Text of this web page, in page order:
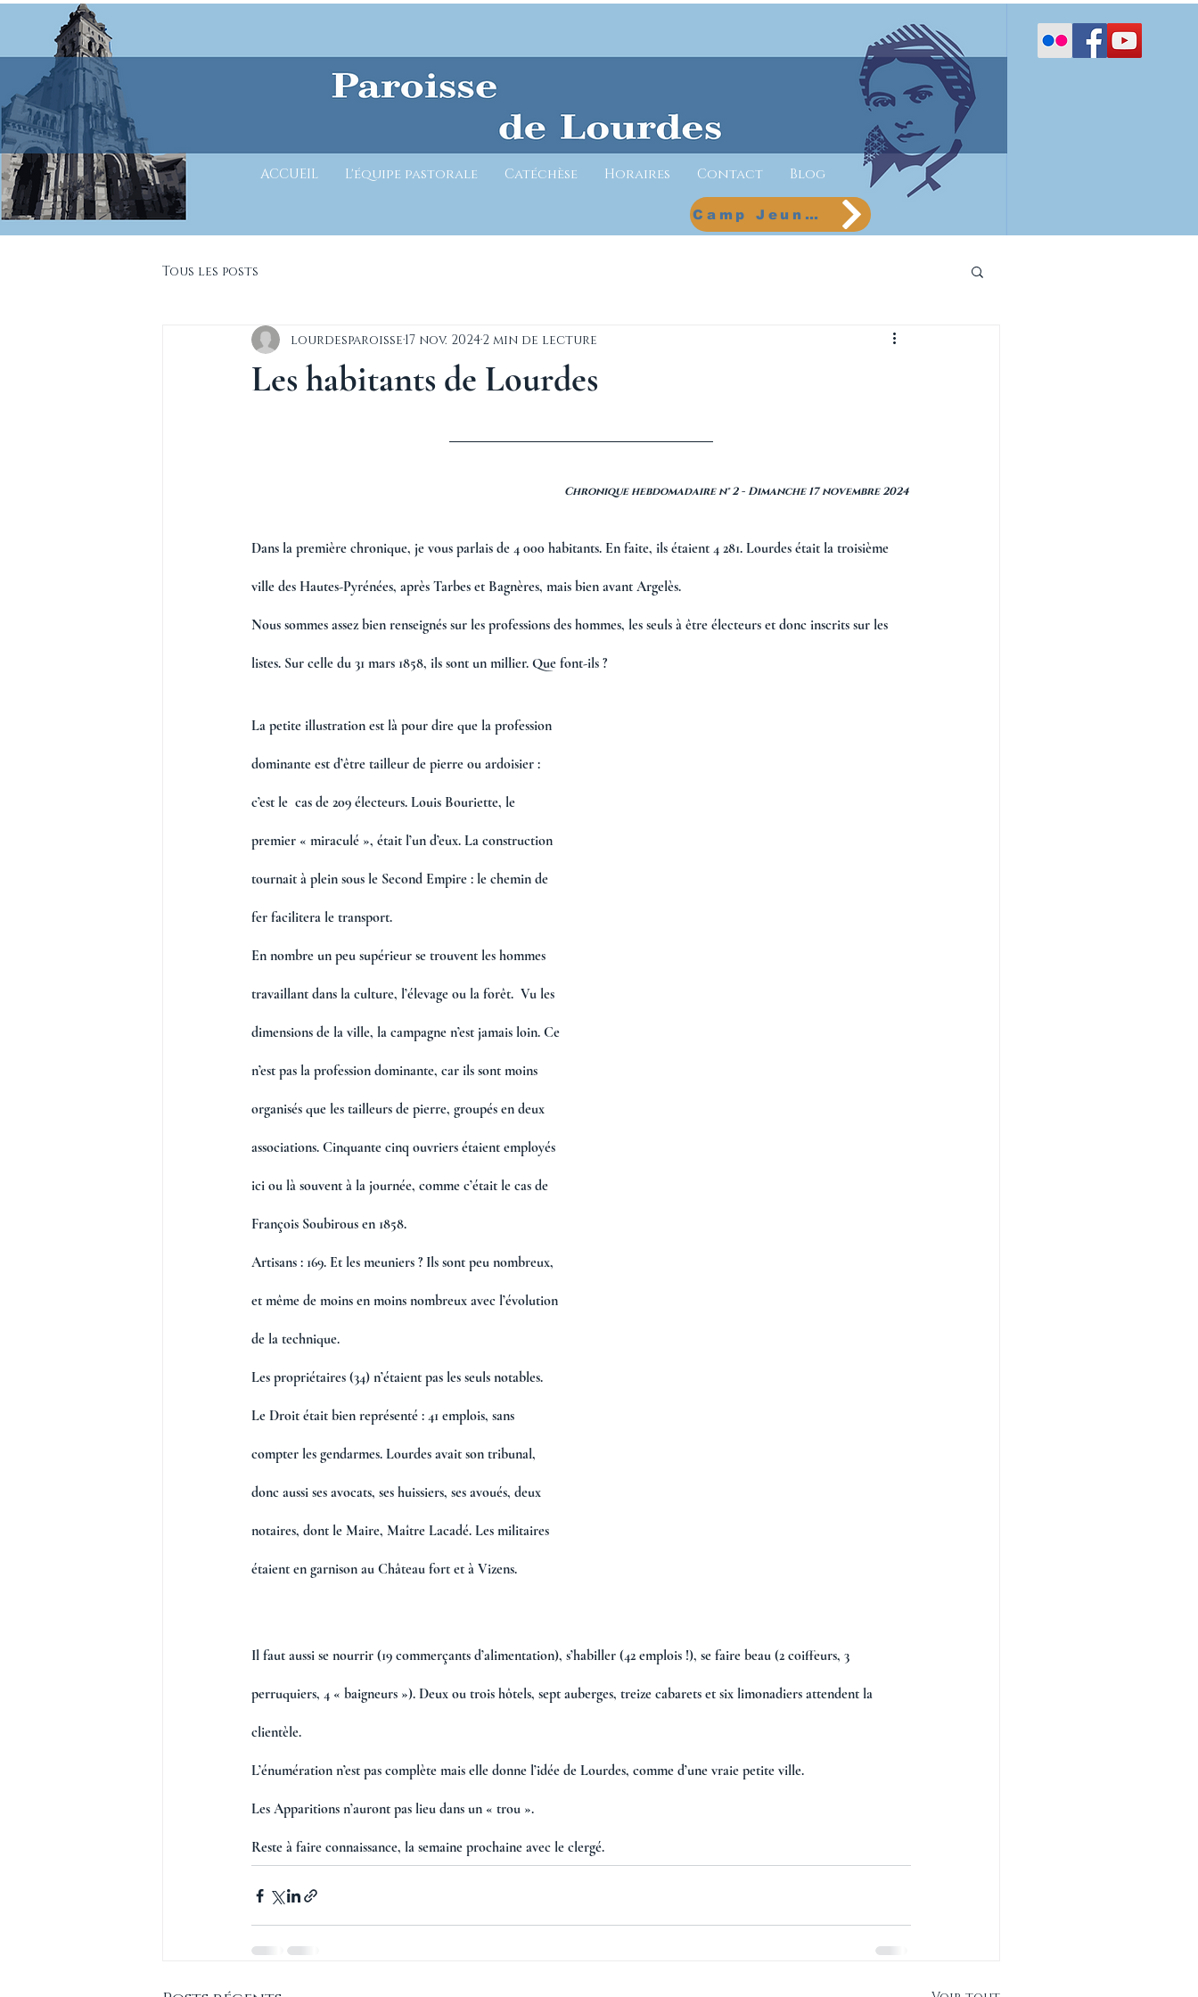
ACCUEIL L'équipe pastorale Catéchèse Horaires Contact Blog
Camp Jeunes
Tous les posts
Les habitants de Lourdes
lourdesparoisse 17 nov. 20242 min de lecture
                                                                                                                     Chronique hebdomadaire n° 2 - Dimanche 17 novembre 2024
Dans la première chronique, je vous parlais de 4 000 habitants. En faite, ils étaient 4 281. Lourdes était la troisième
ville des Hautes-Pyrénées, après Tarbes et Bagnères, mais bien avant Argelès.
Nous sommes assez bien renseignés sur les professions des hommes, les seuls à être électeurs et donc inscrits sur les
listes. Sur celle du 31 mars 1858, ils sont un millier. Que font-ils ?
La petite illustration est là pour dire que la profession
dominante est d’être tailleur de pierre ou ardoisier :
c’est le  cas de 209 électeurs. Louis Bouriette, le
premier « miraculé », était l’un d’eux. La construction
tournait à plein sous le Second Empire : le chemin de
fer facilitera le transport.
En nombre un peu supérieur se trouvent les hommes
travaillant dans la culture, l’élevage ou la forêt.  Vu les
dimensions de la ville, la campagne n’est jamais loin. Ce
n’est pas la profession dominante, car ils sont moins
organisés que les tailleurs de pierre, groupés en deux
associations. Cinquante cinq ouvriers étaient employés
ici ou là souvent à la journée, comme c’était le cas de
François Soubirous en 1858.
Artisans : 169. Et les meuniers ? Ils sont peu nombreux,
et même de moins en moins nombreux avec l’évolution
de la technique.
Les propriétaires (34) n’étaient pas les seuls notables.
Le Droit était bien représenté : 41 emplois, sans
compter les gendarmes. Lourdes avait son tribunal,
donc aussi ses avocats, ses huissiers, ses avoués, deux
notaires, dont le Maire, Maître Lacadé. Les militaires
étaient en garnison au Château fort et à Vizens.
Il faut aussi se nourrir (19 commerçants d’alimentation), s’habiller (42 emplois !), se faire beau (2 coiffeurs, 3
perruquiers, 4 « baigneurs »). Deux ou trois hôtels, sept auberges, treize cabarets et six limonadiers attendent la
clientèle.
L’énumération n’est pas complète mais elle donne l’idée de Lourdes, comme d’une vraie petite ville.
Les Apparitions n’auront pas lieu dans un « trou ».
Reste à faire connaissance, la semaine prochaine avec le clergé.